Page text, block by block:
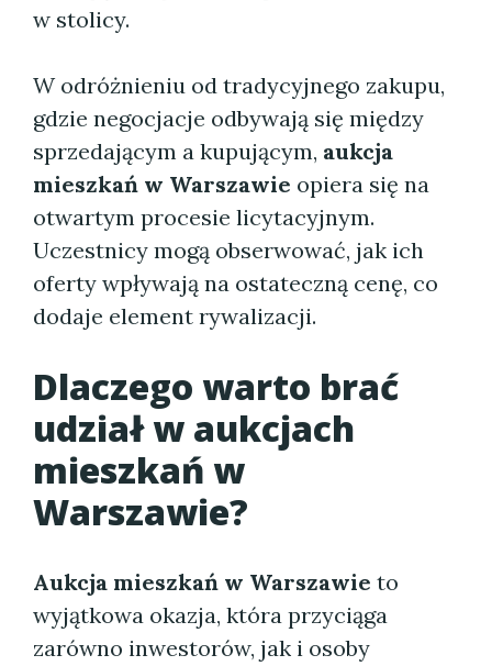
w stolicy.
W odróżnieniu od tradycyjnego zakupu,
gdzie negocjacje odbywają się między
sprzedającym a kupującym, aukcja
mieszkań w Warszawie opiera się na
otwartym procesie licytacyjnym.
Uczestnicy mogą obserwować, jak ich
oferty wpływają na ostateczną cenę, co
dodaje element rywalizacji.
Dlaczego warto brać
udział w aukcjach
mieszkań w
Warszawie?
Aukcja mieszkań w Warszawie to
wyjątkowa okazja, która przyciąga
zarówno inwestorów, jak i osoby